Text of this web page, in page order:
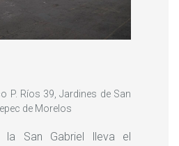
P. Ríos 39, Jardines de San
de Morelos
la San Gabriel lleva el